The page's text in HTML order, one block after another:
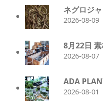
ネグロジ
2026-08-09
8月22日 素
2026-08-07
ADA
2026-08-01